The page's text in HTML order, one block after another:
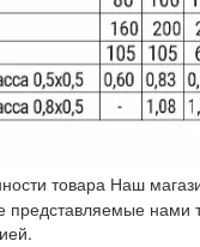
товара Наш
представляемые нами